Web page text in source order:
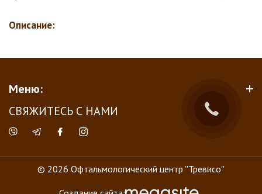
Описание:
Меню:
СВЯЖИТЕСЬ С НАМИ
© 2026 Офтальмологический центр ''Тревисо''